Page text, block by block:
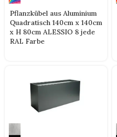
Pflanzkübel aus Aluminium
Quadratisch 140cm x 140cm
x H 80cm ALESSIO 8 jede
RAL Farbe